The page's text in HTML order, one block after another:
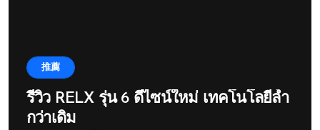
推薦
รีวิว RELX รุ่น 6 ดีไซน์ใหม่ เทคโนโลยีล้ำ
กว่าเดิม